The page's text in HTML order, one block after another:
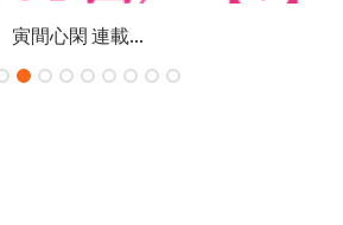
寅間心閑 連載...